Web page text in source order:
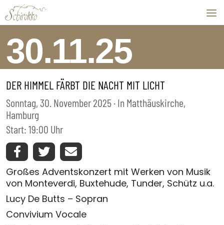
Skip to content
30.11.25
DER HIMMEL FÄRBT DIE NACHT MIT LICHT
Sonntag, 30. November 2025 · In Matthäuskirche,
Hamburg
Start: 19:00 Uhr
Großes Adventskonzert mit Werken von Musik
von Monteverdi, Buxtehude, Tunder, Schütz u.a.
Lucy De Butts – Sopran
Convivium Vocale